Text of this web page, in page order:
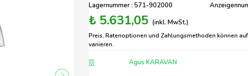
Lagernummer : 571-902000
₺ 5.631,05 (inkl. MwSt.)
Preis, Ratenoptionen und Zahlungsmethoden können
variieren.
Agus KARAVAN